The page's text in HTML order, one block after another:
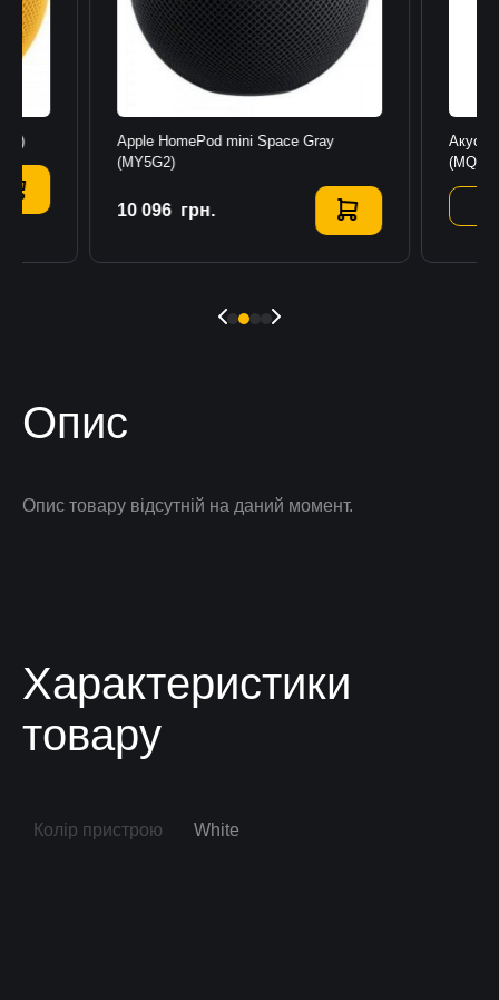
Apple HomePod mini Space Gray
(MY5G2)
10 096 грн.
Купити
Опис
Опис товару відсутній на даний момент.
Характеристики
товару
Колір пристрою White